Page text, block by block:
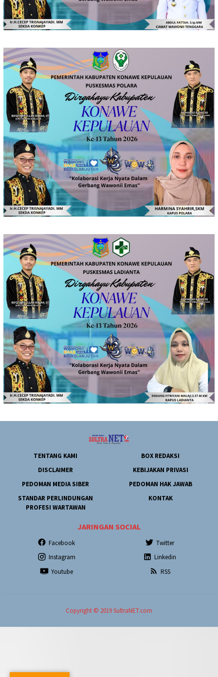
TENTANG KAMI
BOX REDAKSI
DISCLAIMER
KEBIJAKAN PRIVASI
PEDOMAN MEDIA SIBER
PEDOMAN HAK JAWAB
STANDAR PERLINDUNGAN
PROFESI WARTAWAN
KONTAK
JARINGAN SOCIAL
Facebook
Twitter
Instagram
Linkedin
Youtube
RSS
Copyright © 2019 SultraNET.com